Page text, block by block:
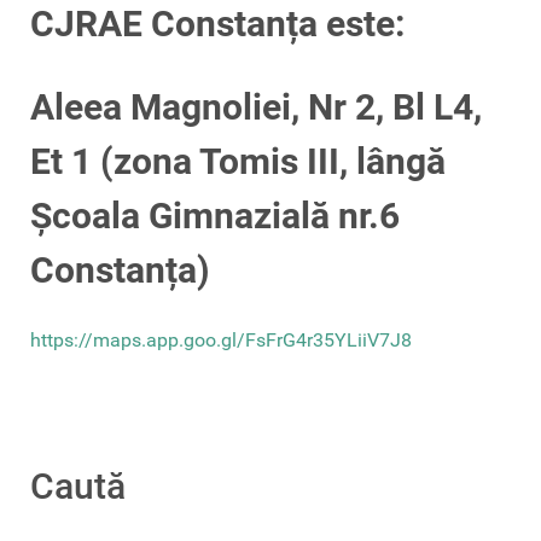
CJRAE Constanța este:
Aleea Magnoliei, Nr 2, Bl L4,
Et 1 (zona Tomis III, lângă
Școala Gimnazială nr.6
Constanța)
https://maps.app.goo.gl/FsFrG4r35YLiiV7J8
Caută